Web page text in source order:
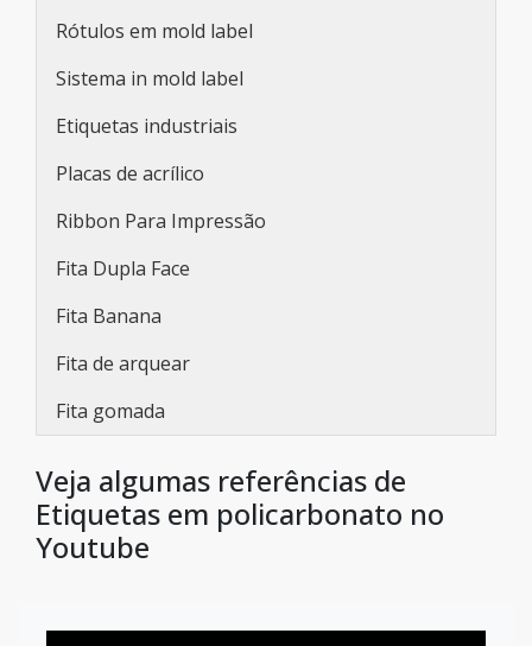
Rótulos em mold label
Sistema in mold label
Etiquetas industriais
Placas de acrílico
Ribbon Para Impressão
Fita Dupla Face
Fita Banana
Fita de arquear
Fita gomada
Veja algumas referências de
Etiquetas em policarbonato no
Youtube